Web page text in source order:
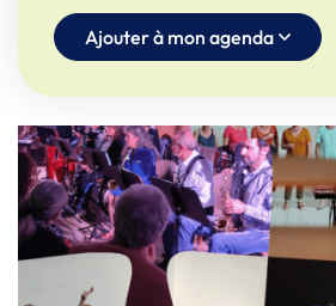
Ajouter à mon agenda